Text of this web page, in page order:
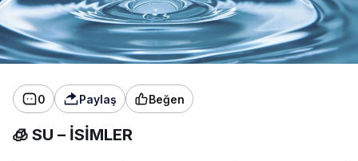
0 Paylaş Beğen
🧊 SU – İSİMLER